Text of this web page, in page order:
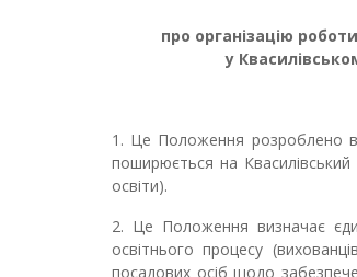
про організацію
у
1. Це Положення розроблено
поширюється на Квасилівський
освіти).
2. Це Положення визначає
освітнього процесу
посадових осіб щодо